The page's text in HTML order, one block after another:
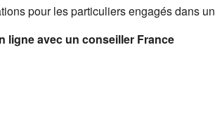
pour les particuliers engagés dans un
ligne avec un conseiller France